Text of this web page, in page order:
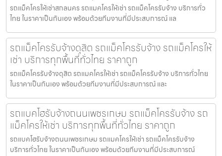
รถแม็คโครให้เช่าสกลนคร รถแมคโครให้เช่า รถแม็คโครรับจ้าง บริการทั่ว
ไทย ในราคาเป็นกันเอง พร้อมด้วยทีมงานที่มีประสบการณ์ แล
รถแม็คโครรับจ้างดุสิต รถแม็คโครรับจ้าง รถแม็คโครให้
เช่า บริการทุกพื้นที่ทั่วไทย ราคาถูก
รถแม็คโครรับจ้างดุสิต รถแมคโครให้เช่า รถแม็คโครรับจ้าง บริการทั่วไทย
ในราคาเป็นกันเอง พร้อมด้วยทีมงานที่มีประสบการณ์ และ
รถแบคโฮรับจ้างถนนเพชรเกษม รถแม็คโครรับจ้าง รถ
แม็คโครให้เช่า บริการทุกพื้นที่ทั่วไทย ราคาถูก
รถแบคโฮรับจ้างถนนเพชรเกษม รถแมคโครให้เช่า รถแม็คโครรับจ้าง
บริการทั่วไทย ในราคาเป็นกันเอง พร้อมด้วยทีมงานที่มีประสบการณ์